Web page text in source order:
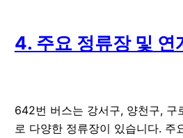
4. 주요 정류장 및 연
642번 버스는 강서구, 양천구, 구
로 다양한 정류장이 있습니다. 주